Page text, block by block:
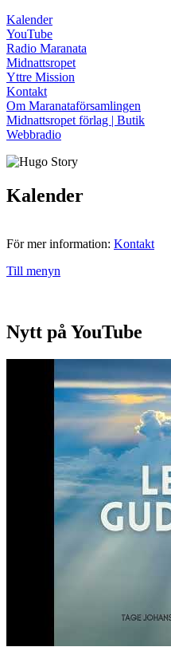
Kalender
YouTube
Radio Maranata
Midnattsropet
Yttre Mission
Kontakt
Om Maranataförsamlingen
Midnattsropet förlag | Butik
Webbradio
Kalender
För mer information: Kontakt
Till menyn
Nytt på YouTube